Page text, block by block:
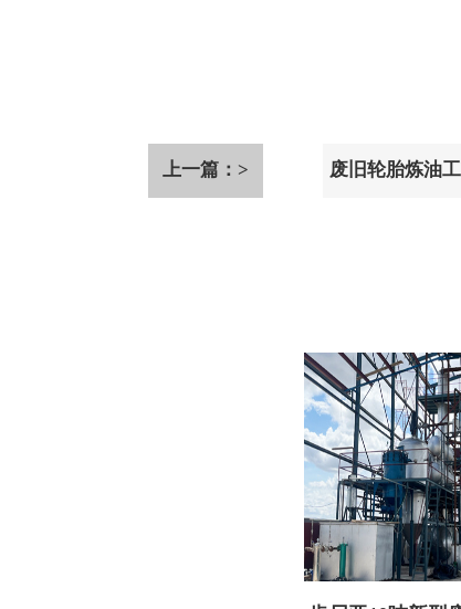
上一篇：> 废旧轮胎炼油